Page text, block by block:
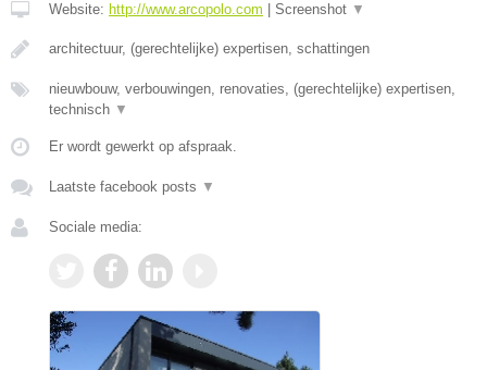
Website: http://www.arcopolo.com Screenshot ▼
architectuur, (gerechtelijke) expertisen, schattingen
nieuwbouw, verbouwingen, renovaties, (gerechtelijke) expertisen,
technisch ▼
Er wordt gewerkt op afspraak.
Laatste facebook posts ▼
Sociale media: